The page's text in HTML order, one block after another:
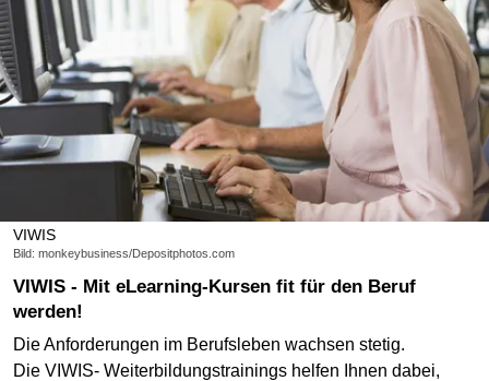
VIWIS
Bild: monkeybusiness/Depositphotos.com
VIWIS - Mit eLearning-Kursen fit für den Beruf
werden!
Die Anforderungen im Berufsleben wachsen stetig.
Die VIWIS- Weiterbildungstrainings helfen Ihnen dabei,